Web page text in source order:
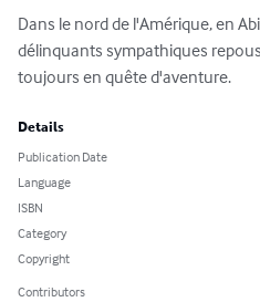
Dans le nord de l'Amérique, en
délinquants sympathiques
toujours en quête d'aventure.
Details
Publication Date
Language
ISBN
Category
Copyright
Contributors